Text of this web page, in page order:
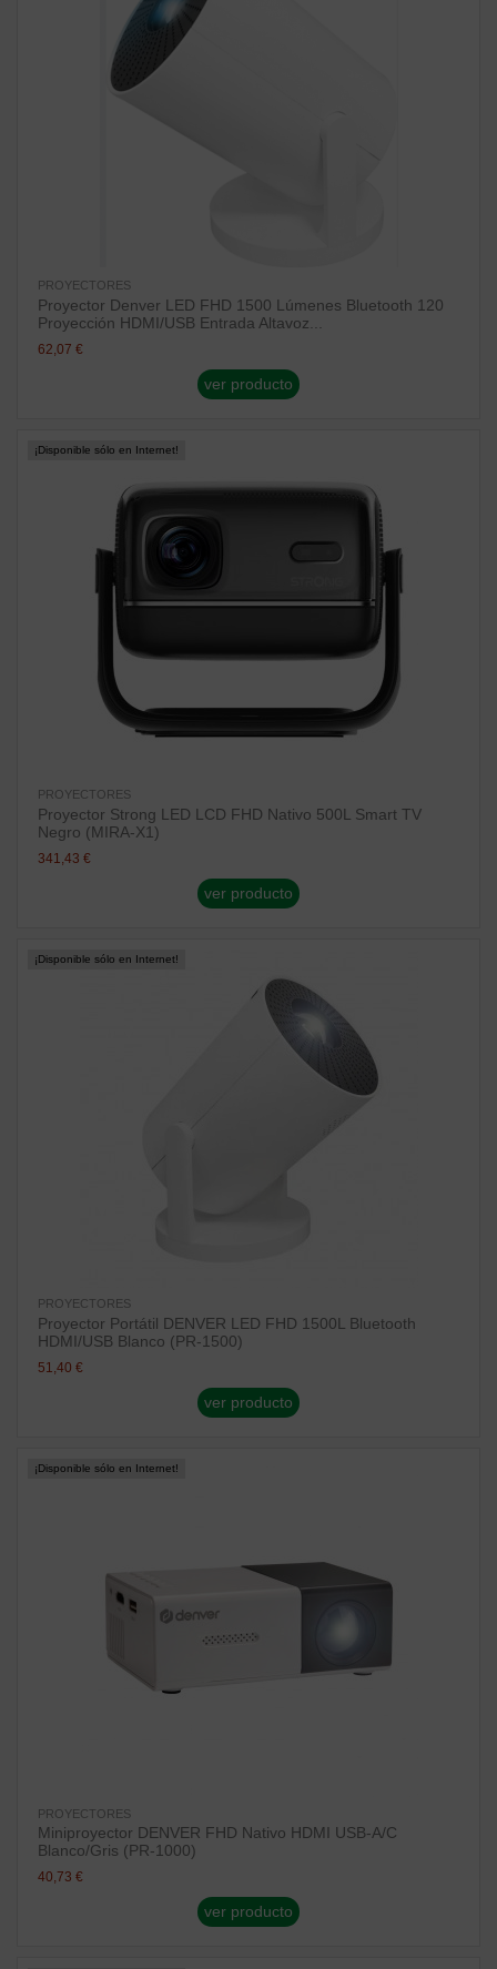
PROYECTORES
Proyector Denver LED FHD 1500 Lúmenes Bluetooth 120
Proyección HDMI/USB Entrada Altavoz...
62,07 €
ver producto
¡Disponible sólo en Internet!
PROYECTORES
Proyector Strong LED LCD FHD Nativo 500L Smart TV
Negro (MIRA-X1)
341,43 €
ver producto
¡Disponible sólo en Internet!
PROYECTORES
Proyector Portátil DENVER LED FHD 1500L Bluetooth
HDMI/USB Blanco (PR-1500)
51,40 €
ver producto
¡Disponible sólo en Internet!
PROYECTORES
Miniproyector DENVER FHD Nativo HDMI USB-A/C
Blanco/Gris (PR-1000)
40,73 €
ver producto